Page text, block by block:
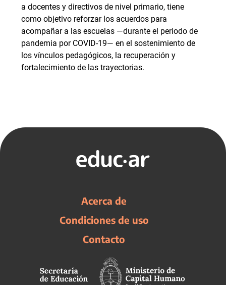
a docentes y directivos de nivel primario, tiene
como objetivo reforzar los acuerdos para
acompañar a las escuelas —durante el periodo de
pandemia por COVID-19— en el sostenimiento de
los vínculos pedagógicos, la recuperación y
fortalecimiento de las trayectorias.
Acerca de
Condiciones de uso
Contacto